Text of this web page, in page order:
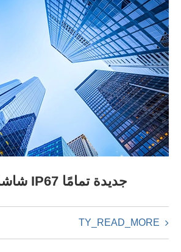
شاشة مقاومة للماء IP67 جديدة تمامًا
TY_READ_MORE